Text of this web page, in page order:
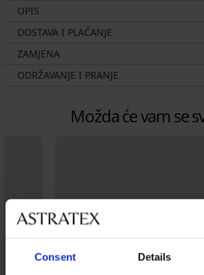
Consent Details
OPIS
DOSTAVA I PLAĆANJE
ZAMJENA
ODRŽAVANJE I PRANJE
Možda će vam se